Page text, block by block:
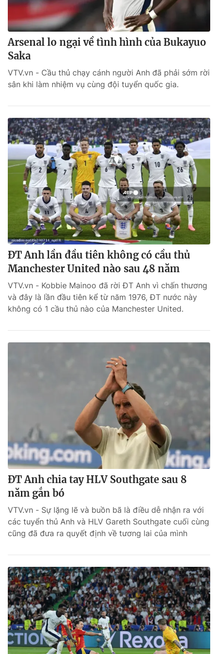
Arsenal lo ngại về tình hình của Bukayuo
Saka
VTV.vn - Cầu thủ chạy cánh người Anh đã phải sớm rời
sân khi làm nhiệm vụ cùng đội tuyển quốc gia.
ĐT Anh lần đầu tiên không có cầu thủ
Manchester United nào sau 48 năm
VTV.vn - Kobbie Mainoo đã rời ĐT Anh vì chấn thương
và đây là lần đầu tiên kể từ năm 1976, ĐT nước này
không có 1 cầu thủ nào của Manchester United.
ĐT Anh chia tay HLV Southgate sau 8
năm gắn bó
VTV.vn - Sự lặng lẽ và buồn bã là điều dễ nhận ra với
các tuyển thủ Anh và HLV Gareth Southgate cuối cùng
cũng đã đưa ra quyết định về tương lai của mình